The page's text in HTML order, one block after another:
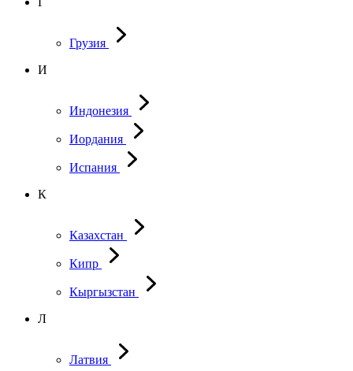
Грузия
И
Индонезия
Иордания
Испания
К
Казахстан
Кипр
Кыргызстан
Л
Латвия